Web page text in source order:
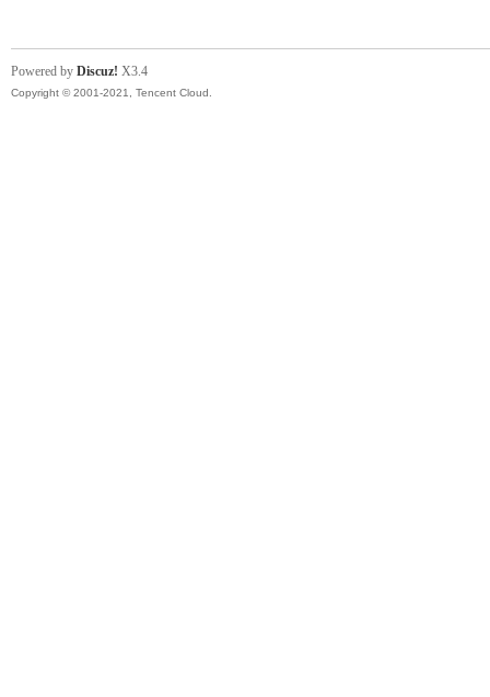
Powered by Discuz! X3.4
Copyright © 2001-2021, Tencent Cloud.